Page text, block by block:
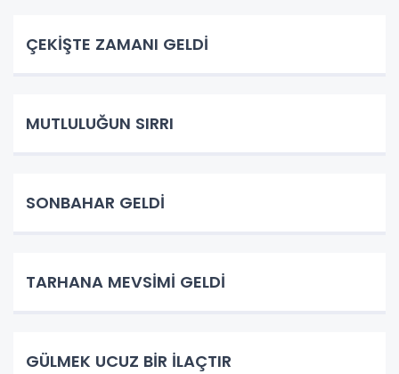
ÇEKİŞTE ZAMANI GELDİ
MUTLULUĞUN SIRRI
SONBAHAR GELDİ
TARHANA MEVSİMİ GELDİ
GÜLMEK UCUZ BİR İLAÇTIR